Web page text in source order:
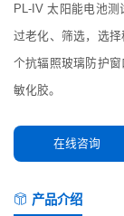
PL-IV 太阳能电池
过老化、筛选，选
个抗辐照玻璃防护
敏化胶。
在线咨询
产品介绍